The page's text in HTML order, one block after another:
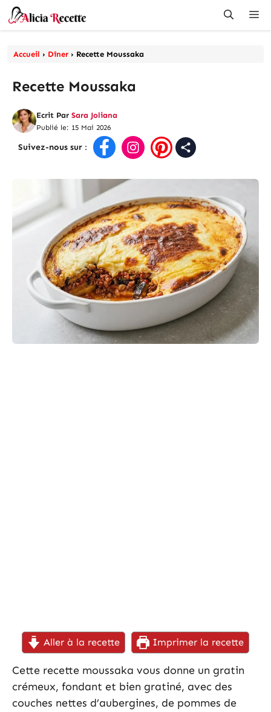
Aller
au
Accueil › Dîner › Recette Moussaka
Recette Moussaka
Ecrit Par Sara Joliana
Publié le: 15 Mai 2026
Suivez-nous sur :
Aller à la recette Imprimer la recette
Cette recette moussaka vous donne un gratin
crémeux, fondant et bien gratiné, avec des
couches nettes d’aubergines, de pommes de